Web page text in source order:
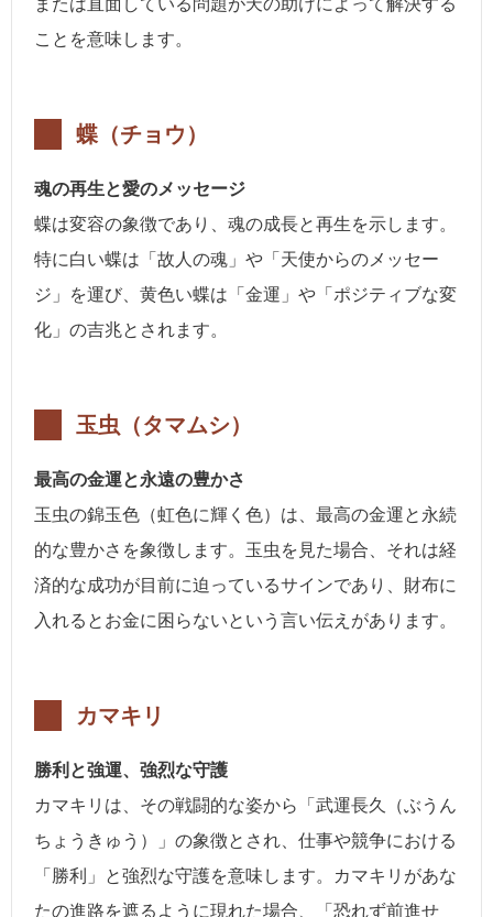
または直面している問題が天の助けによって解決する
ことを意味します。
蝶（チョウ）
魂の再生と愛のメッセージ
蝶は変容の象徴であり、魂の成長と再生を示します。
特に白い蝶は「故人の魂」や「天使からのメッセー
ジ」を運び、黄色い蝶は「金運」や「ポジティブな変
化」の吉兆とされます。
玉虫（タマムシ）
最高の金運と永遠の豊かさ
玉虫の錦玉色（虹色に輝く色）は、最高の金運と永続
的な豊かさを象徴します。玉虫を見た場合、それは経
済的な成功が目前に迫っているサインであり、財布に
入れるとお金に困らないという言い伝えがあります。
カマキリ
勝利と強運、強烈な守護
カマキリは、その戦闘的な姿から「武運長久（ぶうん
ちょうきゅう）」の象徴とされ、仕事や競争における
「勝利」と強烈な守護を意味します。カマキリがあな
たの進路を遮るように現れた場合、「恐れず前進せ